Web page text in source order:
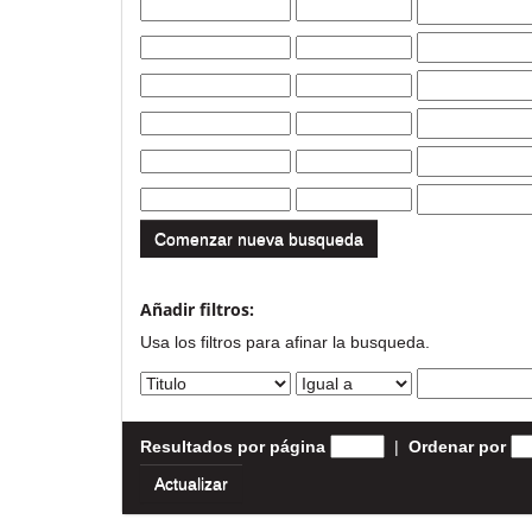
Comenzar nueva busqueda
Añadir filtros:
Usa los filtros para afinar la busqueda.
Resultados por página | Ordenar por